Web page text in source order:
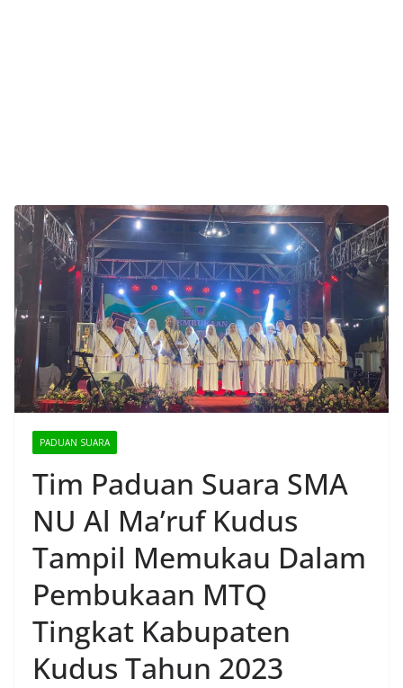
PADUAN SUARA
Tim Paduan Suara SMA
NU Al Ma’ruf Kudus
Tampil Memukau Dalam
Pembukaan MTQ
Tingkat Kabupaten
Kudus Tahun 2023